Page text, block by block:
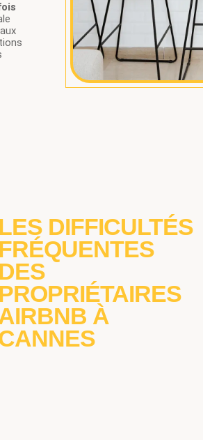
LES DIFFICULTÉS
FRÉQUENTES
DES
PROPRIÉTAIRES
À